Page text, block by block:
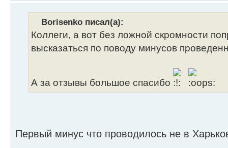
Borisenko писал(а):
Коллеги, а вот без ложной скромности
высказаться по поводу минусов
А за отзывы большое спасибо
Первый минус что проводилось не в